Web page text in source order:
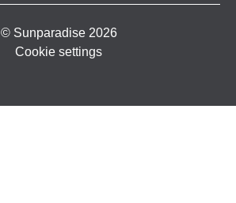
© Sunparadise 2026
Cookie settings